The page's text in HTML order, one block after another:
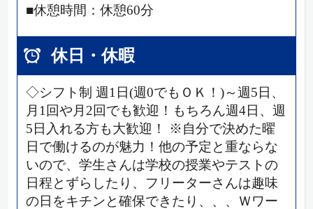
■休憩時間：休憩60分
休日・休暇
◇シフト制 週1日(週0でもＯＫ！)～週5日、
月1回や月2回でも歓迎！もちろん週4日、週
5日入れる方も大歓迎！ ※自分で決めた曜
日で働けるのが魅力！他の予定と重ならな
いので、学生さんは学校の授業やテストの
日程とずらしたり、フリーターさんは趣味
の日をキチンと確保できたり、、、Ｗワー